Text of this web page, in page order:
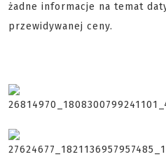
żadne informacje na temat
przewidywanej ceny.